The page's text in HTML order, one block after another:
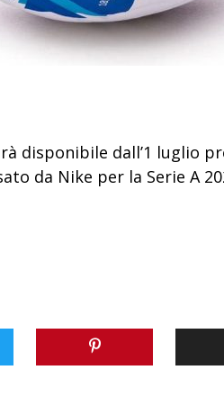
disponibile dall’1 luglio
da Nike per la Serie A